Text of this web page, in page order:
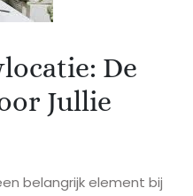
De
Jullie
belangrijk element bij